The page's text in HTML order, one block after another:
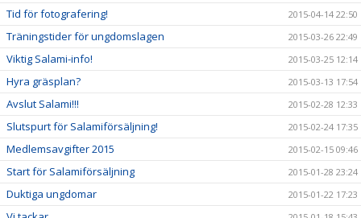
Tid för fotografering! 2015-04-14 22:50
Träningstider för ungdomslagen 2015-03-26 22:49
Viktig Salami-info! 2015-03-25 12:14
Hyra gräsplan? 2015-03-13 17:54
Avslut Salami!!! 2015-02-28 12:33
Slutspurt för Salamiförsäljning! 2015-02-24 17:35
Medlemsavgifter 2015 2015-02-15 09:46
Start för Salamiförsäljning 2015-01-28 23:24
Duktiga ungdomar 2015-01-22 17:23